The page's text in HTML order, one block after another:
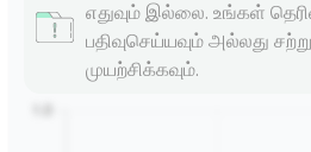
எதுவும் இல்லை. உங்கள்
பதிவுசெய்யவும் அல்லது
முயற்சிக்கவும்.